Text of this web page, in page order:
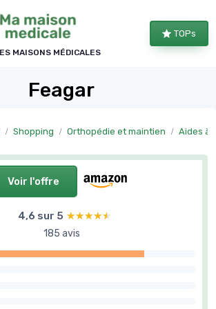
MAISONS MÉDICALES
TOPs
Feagar
Shopping Orthopédie et maintien Aides à
Voir l'offre
4,6 sur 5 ★★★★★
★★★★★
185 avis